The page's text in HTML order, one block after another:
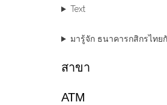
Text
มารู้จัก ธนาคารกสิกรไท
สาขา
АТМ